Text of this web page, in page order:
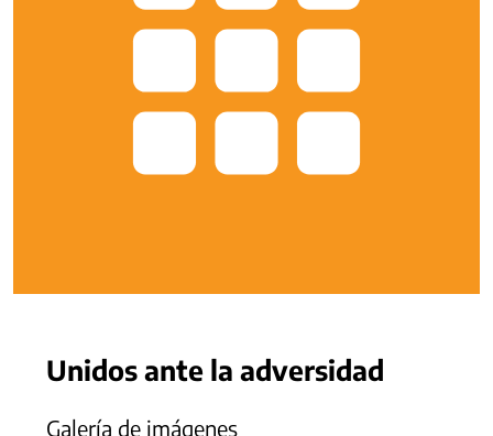
Unidos ante la adversidad
Galería de imágenes